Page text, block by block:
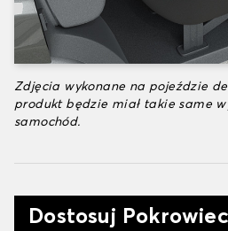
Zdjęcia wykonane na pojeździe
produkt będzie miał takie same
samochód.
Dostosuj